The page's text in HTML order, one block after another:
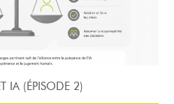
IA (ÉPISODE 2)